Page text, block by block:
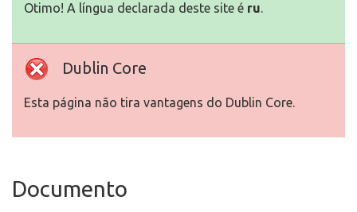
Otimo! A língua declarada deste site é ru.
Dublin Core
Esta página não tira vantagens do Dublin Core.
Documento